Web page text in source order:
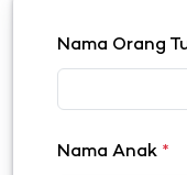
Nama Orang
Nama Anak *